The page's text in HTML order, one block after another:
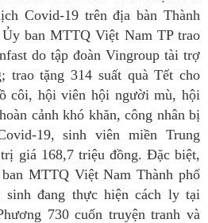
Covid-19 trên địa bàn Thành
ban MTTQ Việt Nam TP trao
do tập đoàn Vingroup tài trợ
tặng 314 suất quà Tết cho
côi, hội viên hội người mù, hội
cảnh khó khăn, công nhân bị
19, sinh viên miền Trung
giá 168,7 triệu đồng. Đặc biệt,
MTTQ Việt Nam Thành phố
sinh đang thực hiện cách ly tại
730 cuốn truyện tranh và